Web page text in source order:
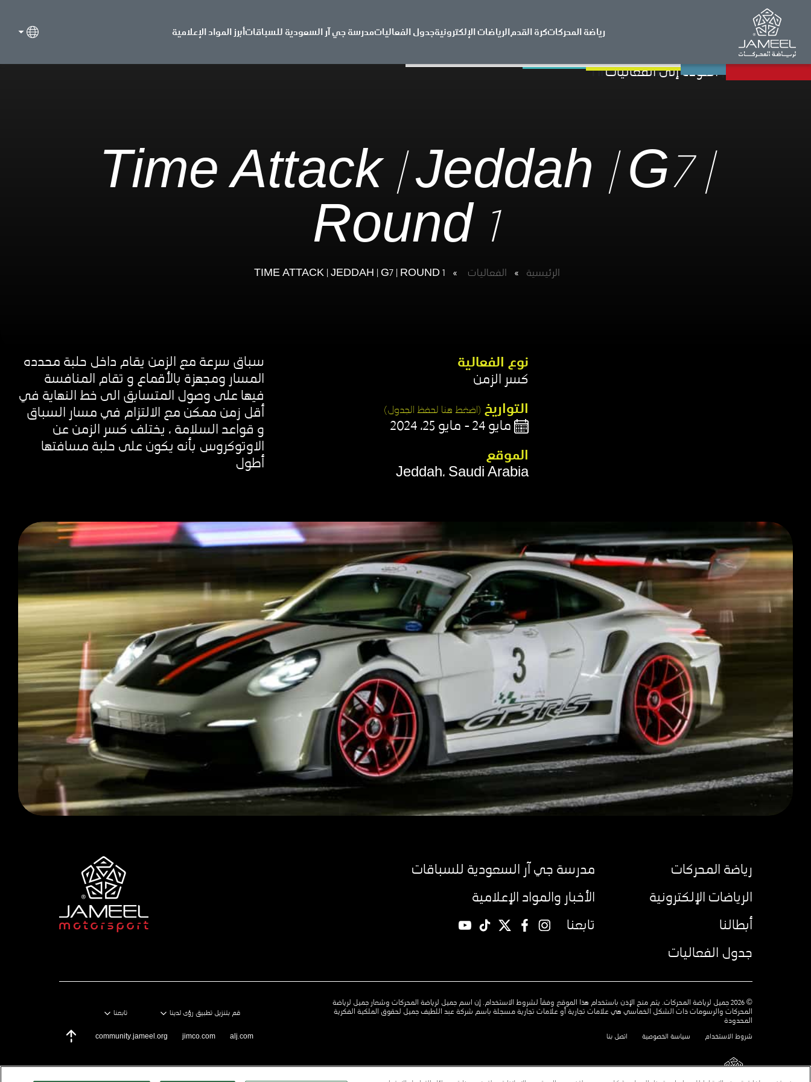
رياضة المحركاتكرة القدمالرياضات الإلكترونيةجدول الفعالياتمدرسة جي آر السعودية للسباقاتأبرز المواد الإعلامية
العودة إلى الفعاليات
Time Attack | Jeddah | G7 |
Round 1
الرئيسية » الفعاليات​ »
TIME ATTACK | JEDDAH | G7 | ROUND 1
نوع الفعالية​
كسر الزمن​
التواريخ (اضغط هنا لحفظ الجدول)​
مايو 24 - مايو 25، 2024
الموقع​
Jeddah، Saudi Arabia
سباق سرعة مع الزمن يقام داخل حلبة محدده
المسار ومجهزة بالأقماع و تقام المنافسة
فيها على وصول المتسابق الى خط النهاية في
أقل زمن ممكن مع الالتزام في مسار السباق
و قواعد السلامة ، يختلف كسر الزمن عن
الاوتوكروس بأنه يكون على حلبة مسافتها
أطول
رياضة المحركات
الرياضات الإلكترونية
أبطالنا
جدول الفعاليات
مدرسة جي آر السعودية للسباقات
الأخبار والمواد الإعلامية
تابعنا
instagram
facebook
twitter
TikTok
© 2026 جميل لرياضة المحركات. يتم منح الإذن باستخدام هذا الموقع وفقاً لشروط الاستخدام. إن اسم جميل لرياضة المحركات وشعار جميل لرياضة
المحركات والرسومات ذات الشكل الخماسي هي علامات تجارية أو علامات تجارية مسجلة باسم شركة عبد اللطيف جميل لحقوق الملكية الفكرية
المحدودة
شروط الاستخدام سياسة الخصوصية اتصل بنا
قم بتنزيل تطبيق رؤى لدينا تابعنا
alj.com
jimco.com
community.jameel.org
Scroll Top